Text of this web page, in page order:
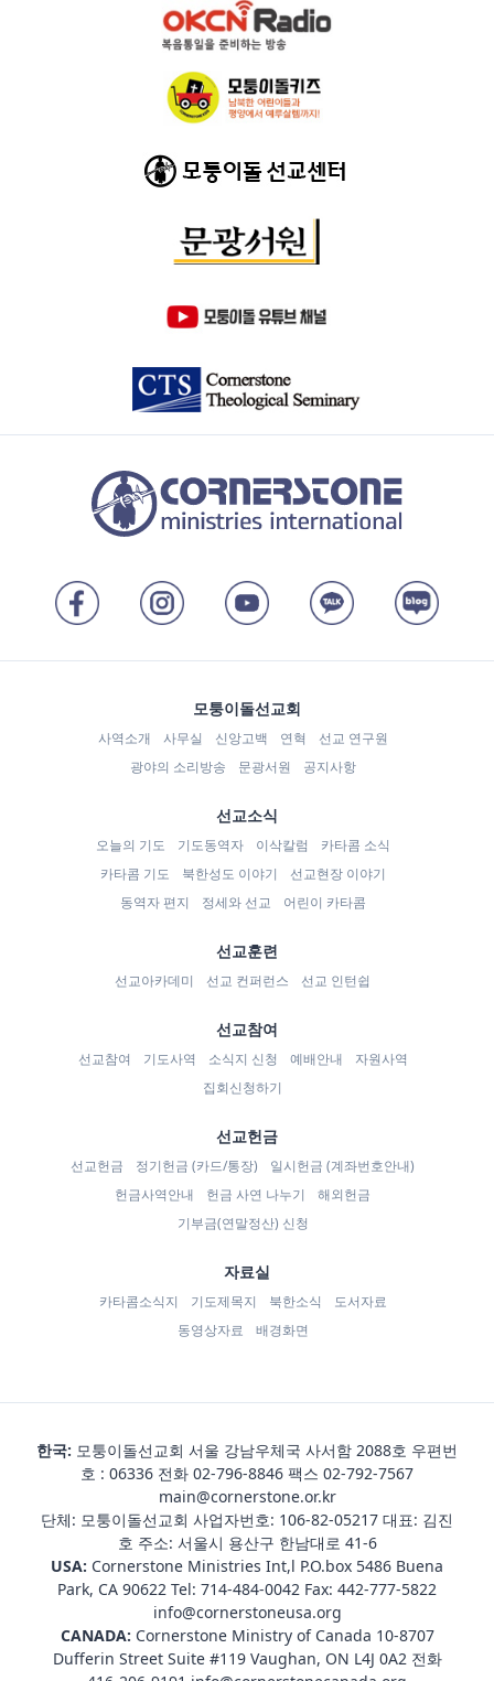
모퉁이돌선교회
사역소개 사무실 신앙고백 연혁
선교 연구원
광야의 소리방송
문광서원 공지사항
선교소식
오늘의 기도 기도동역자 이삭칼럼
카타콤 소식
카타콤 기도
북한성도 이야기
선교현장 이야기
동역자 편지
정세와 선교 어린이 카타콤
선교훈련
선교아카데미 선교 컨퍼런스 선교 인턴쉽
선교참여
선교참여 기도사역 소식지 신청 예배안내
자원사역
집회신청하기
선교헌금
선교헌금 정기헌금 (카드/통장)
일시헌금 (계좌번호안내)
헌금사역안내
헌금 사연 나누기
해외헌금
기부금(연말정산) 신청
자료실
카타콤소식지 기도제목지 북한소식
도서자료
동영상자료
배경화면
한국: 모퉁이돌선교회 서울 강남우체국 사서함 2088호 우편번
호 : 06336 전화 02-796-8846 팩스 02-792-7567
main@cornerstone.or.kr
단체: 모퉁이돌선교회 사업자번호: 106-82-05217 대표: 김진
호 주소: 서울시 용산구 한남대로 41-6
USA: Cornerstone Ministries Int,l P.O.box 5486 Buena
Park, CA 90622 Tel: 714-484-0042 Fax: 442-777-5822
info@cornerstoneusa.org
CANADA: Cornerstone Ministry of Canada 10-8707
Dufferin Street Suite #119 Vaughan, ON L4J 0A2 전화